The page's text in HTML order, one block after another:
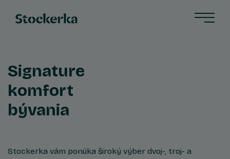
Signature
komfort
bývania
Stockerka vám ponúka široký výber dvoj-, troj- a